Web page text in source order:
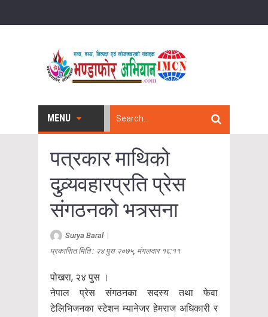
MENU
पत्रकार माथिको
दुव्र्यवहारप्रति प्रेस
संगठनको भत्र्सना
Surya Baral|
प्रकासित मिति : २४ पुस २०७५, मंगलवार १६:११
पोखरा, २४ पुस ।
नेपाल प्रेस संगठनका सदस्य तथा फेवा
टेलिभिजनका स्टेशन म्यानेजर हेमराज अधिकारी र